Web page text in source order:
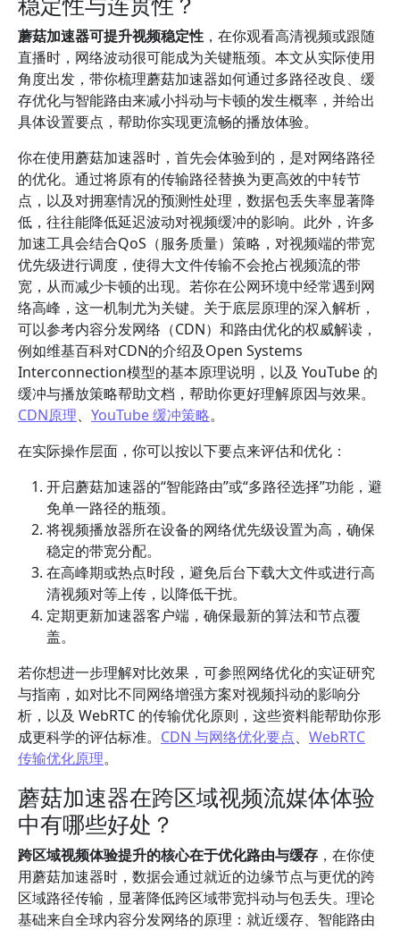
蘑菇加速器可提升视频稳定性 ，在你观看高清视频或跟随
直播时，网络波动很可能成为关键瓶颈。本文从实际使用
角度出发，带你梳理蘑菇加速器如何通过多路径改良、缓
存优化与智能路由来减小抖动与卡顿的发生概率，并给出
具体设置要点，帮助你实现更流畅的播放体验。
你在使用蘑菇加速器时，首先会体验到的，是对网络路径
的优化。通过将原有的传输路径替换为更高效的中转节
点，以及对拥塞情况的预测性处理，数据包丢失率显著降
低，往往能降低延迟波动对视频缓冲的影响。此外，许多
加速工具会结合QoS（服务质量）策略，对视频端的带宽
优先级进行调度，使得大文件传输不会抢占视频流的带
宽，从而减少卡顿的出现。若你在公网环境中经常遇到网
络高峰，这一机制尤为关键。关于底层原理的深入解析，
可以参考内容分发网络（CDN）和路由优化的权威解读，
例如维基百科对CDN的介绍及Open Systems
Interconnection模型的基本原理说明，以及 YouTube 的
缓冲与播放策略帮助文档，帮助你更好理解原因与效果。
CDN原理、 YouTube 缓冲策略。
在实际操作层面，你可以按以下要点来评估和优化：
开启蘑菇加速器的“智能路由”或“多路径选择”功能，避
免单一路径的瓶颈。
将视频播放器所在设备的网络优先级设置为高，确保
稳定的带宽分配。
在高峰期或热点时段，避免后台下载大文件或进行高
清视频对等上传，以降低干扰。
定期更新加速器客户端，确保最新的算法和节点覆
盖。
若你想进一步理解对比效果，可参照网络优化的实证研究
与指南，如对比不同网络增强方案对视频抖动的影响分
析，以及 WebRTC 的传输优化原则，这些资料能帮助你形
成更科学的评估标准。 CDN 与网络优化要点、 WebRTC
传输优化原理。
蘑菇加速器在跨区域视频流媒体体验
中有哪些好处？
跨区域视频体验提升的核心在于优化路由与缓存 ，在你使
用蘑菇加速器时，数据会通过就近的边缘节点与更优的跨
区域路径传输，显著降低跨区域带宽抖动与包丢失。理论
基础来自全球内容分发网络的原理：就近缓存、智能路由